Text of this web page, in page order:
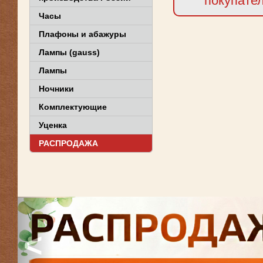
Часы
Плафоны и абажуры
Лампы (gauss)
Лампы
Ночники
Комплектующие
Уценка
РАСПРОДАЖА